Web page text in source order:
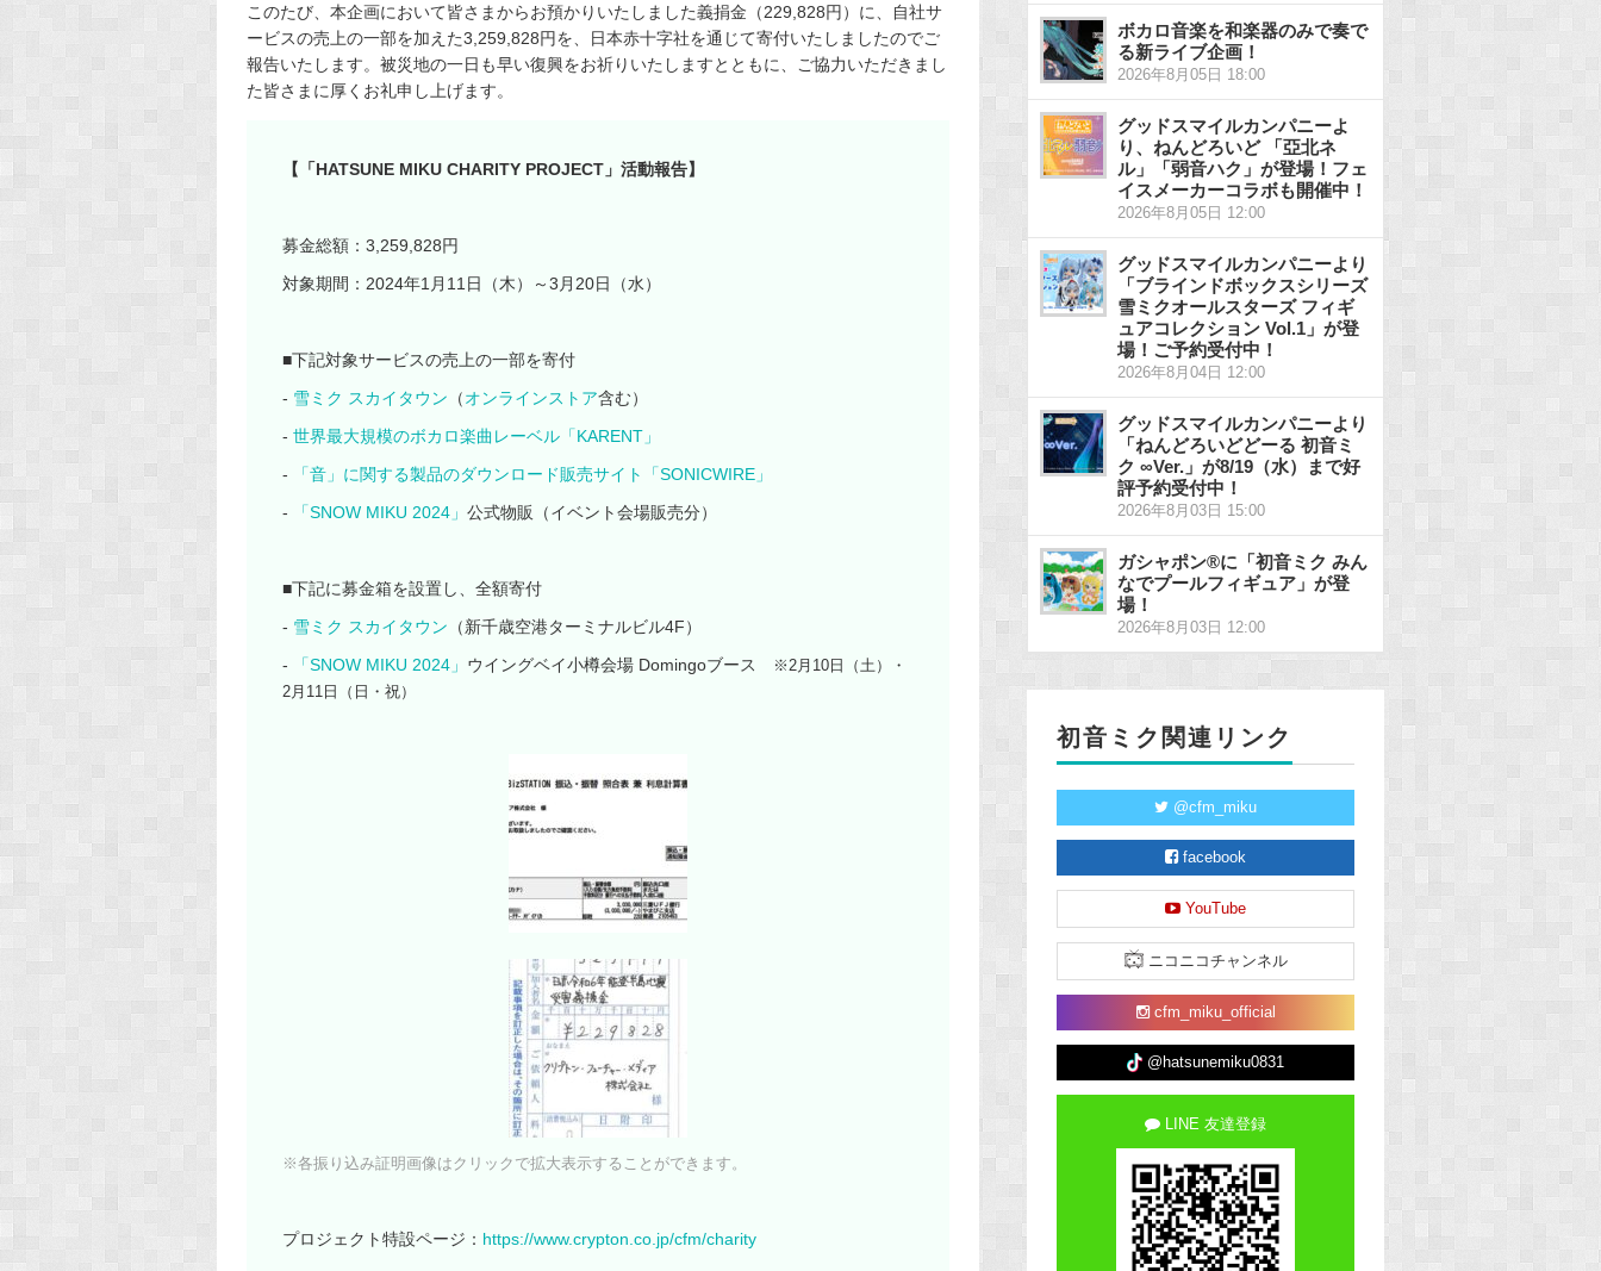
このたび、本企画において皆さまからお預かりいたしました義捐金（229,828円）に、自社サ
ービスの売上の一部を加えた3,259,828円を、日本赤十字社を通じて寄付いたしましたのでご
報告いたします。被災地の一日も早い復興をお祈りいたしますとともに、ご協力いただきまし
た皆さまに厚くお礼申し上げます。
【「HATSUNE MIKU CHARITY PROJECT」活動報告】
募金総額：3,259,828円
対象期間：2024年1月11日（木）～3月20日（水）
■下記対象サービスの売上の一部を寄付
- 雪ミク スカイタウン （オンラインストア含む）
- 世界最大規模のボカロ楽曲レーベル「KARENT 」
-
「音」に関する製品のダウンロード販売サイト「SONICWIRE」
-
「SNOW MIKU 2024」 公式物販（イベント会場販売分）
■下記に募金箱を設置し、全額寄付
- 雪ミク スカイタウン （新千歳空港ターミナルビル4F）
-
「SNOW MIKU 2024」 ウイングベイ小樽会場 Domingoブース
※2月10日（土）・
2月11日（日・祝）
※各振り込み証明画像はクリックで拡大表示することができます。
プロジェクト特設ページ： https://www.crypton.co.jp/cfm/charity
ボカロ音楽を和楽器のみで奏で
る新ライブ企画！
2026年8月05日 18:00
グッドスマイルカンパニーよ
り、ねんどろいど 「亞北ネ
ル」「弱音ハク」が登場！フェ
イスメーカーコラボも開催中！
2026年8月05日 12:00
グッドスマイルカンパニーより
「ブラインドボックスシリーズ
雪ミクオールスターズ フィギ
ュアコレクション Vol.1」が登
場！ご予約受付中！
2026年8月04日 12:00
グッドスマイルカンパニーより
「ねんどろいどどーる 初音ミ
ク ∞Ver.」が8/19（水）まで好
評予約受付中！
2026年8月03日 15:00
ガシャポン®に「初音ミク みん
なでプールフィギュア」が登
場！
2026年8月03日 12:00
初音ミク関連リンク
@cfm_miku
facebook
YouTube
ニコニコチャンネル
cfm_miku_official
@hatsunemiku0831
LINE 友達登録